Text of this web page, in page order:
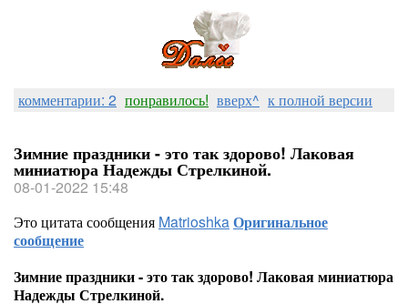
комментарии: 2 понравилось! вверх^ к полной версии
Зимние праздники - это так здорово! Лаковая
миниатюра Надежды Стрелкиной.
08-01-2022 15:48
Это цитата сообщения MatrioshkaОригинальное
сообщение
Зимние праздники - это так здорово! Лаковая миниатюра
Надежды Стрелкиной.